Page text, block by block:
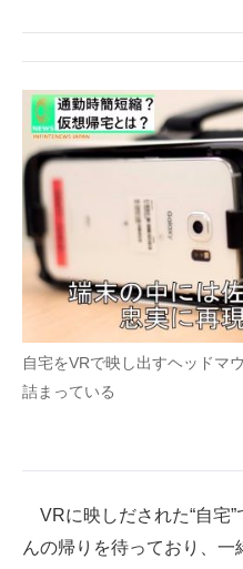
自宅をVRで映し出すヘッドマ
詰まっている
VRに映しだされた“自宅”
んの帰りを待っており、